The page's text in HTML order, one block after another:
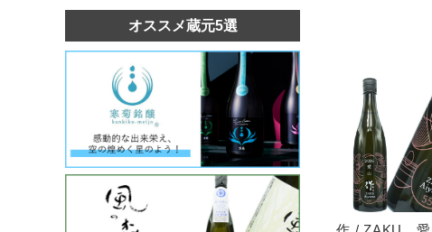
オススメ蔵元5選